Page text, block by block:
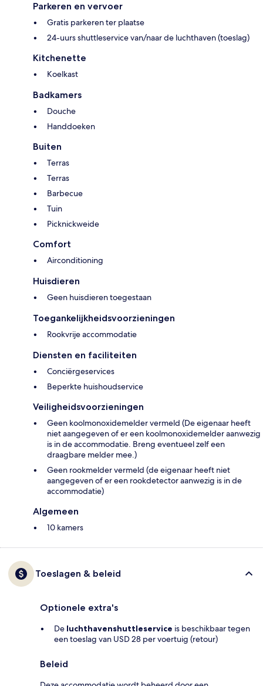
Parkeren en vervoer
Gratis parkeren ter plaatse
24-uurs shuttleservice van/naar de luchthaven (toeslag)
Kitchenette
Koelkast
Badkamers
Douche
Handdoeken
Buiten
Terras
Terras
Barbecue
Tuin
Picknickweide
Comfort
Airconditioning
Huisdieren
Geen huisdieren toegestaan
Toegankelijkheidsvoorzieningen
Rookvrije accommodatie
Diensten en faciliteiten
Conciërgeservices
Beperkte huishoudservice
Veiligheidsvoorzieningen
Geen koolmonoxidemelder vermeld (De eigenaar heeft
niet aangegeven of er een koolmonoxidemelder aanwezig
is in de accommodatie. Breng eventueel zelf een
draagbare melder mee.)
Geen rookmelder vermeld (de eigenaar heeft niet
aangegeven of er een rookdetector aanwezig is in de
accommodatie)
Algemeen
10 kamers
Toeslagen & beleid
Optionele extra's
De luchthavenshuttleservice is beschikbaar tegen
een toeslag van USD 28 per voertuig (retour)
Beleid